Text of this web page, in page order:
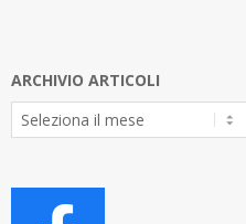
ARCHIVIO ARTICOLI
Archivio
Articoli